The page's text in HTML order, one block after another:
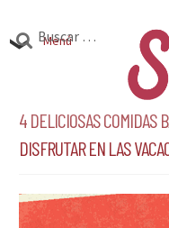
Menú
Investigación
Encuentra Sola
Buscar:
4 deliciosas
disfrutar en las